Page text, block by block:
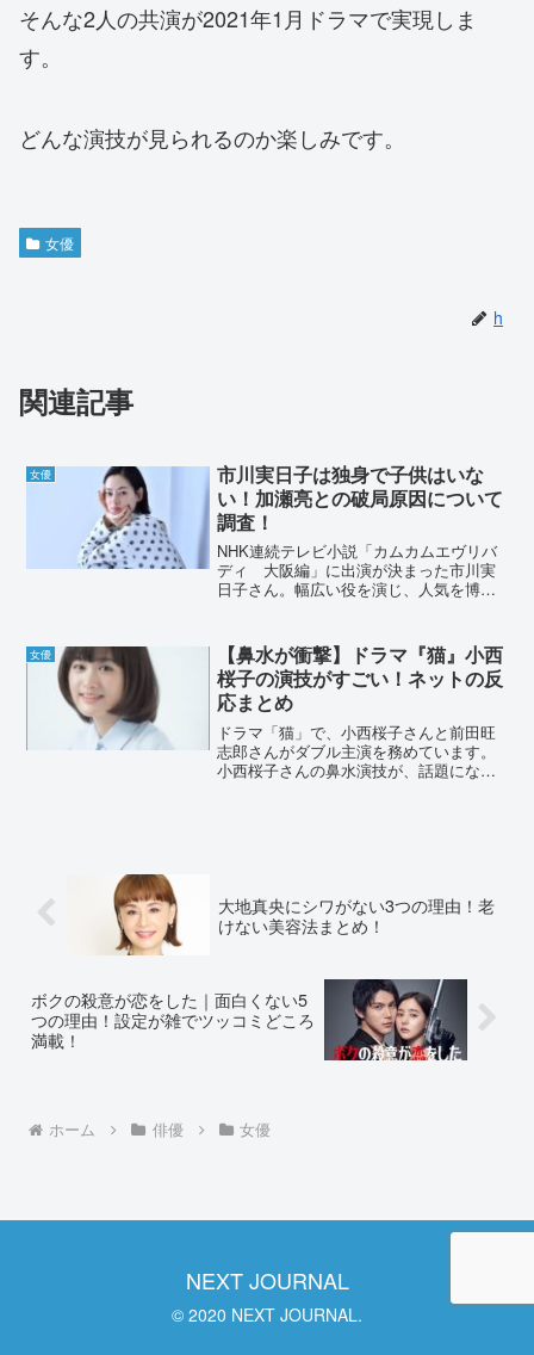
そんな2人の共演が2021年1月ドラマで実現しま
す。
どんな演技が見られるのか楽しみです。
女優
h
関連記事
女優
市川実日子は独身で子供はいな
い！加瀬亮との破局原因について
調査！
NHK連続テレビ小説「カムカムエヴリバ
ディ 大阪編」に出演が決まった市川実
日子さん。幅広い役を演じ、人気を博し
は？子供はいるの？など調査していきま
す。市川実日子は独身で子...
女優
【鼻水が衝撃】ドラマ『猫』小西
桜子の演技がすごい！ネットの反
応まとめ
ドラマ「猫」で、小西桜子さんと前田旺
志郎さんがダブル主演を務めています。
小西桜子さんの鼻水演技が、話題になっ
大地真央にシワがない3つの理由！老
けない美容法まとめ！
ボクの殺意が恋をした｜面白くない5
つの理由！設定が雑でツッコミどころ
満載！
ホーム 俳優 女優
NEXT JOURNAL
© 2020 NEXT JOURNAL.